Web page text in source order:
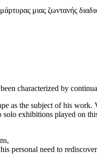
μιας ζωντανής
characterized by
as the subject of his
exhibitions played on
personal need to